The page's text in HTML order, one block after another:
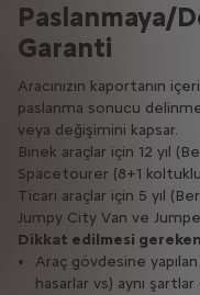
Paslanmaya/
Garanti
Aracınızın kaportanın
paslanma sonucu
veya değişimini kapsar.
Binek araçlar için 12 yıl
Spacetourer (8+1
Ticari araçlar için 5 yıl
Jumpy City Van ve
Dikkat edilmesi
Araç gövdesine
hasarlar vs) aynı